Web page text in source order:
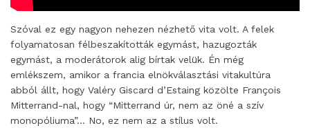
Szóval ez egy nagyon nehezen nézhető vita volt. A felek
folyamatosan félbeszakították egymást, hazugozták
egymást, a moderátorok alig bírtak velük. Én még
emlékszem, amikor a francia elnökválasztási vitakultúra
abból állt, hogy Valéry Giscard d’Estaing közölte François
Mitterrand-nal, hogy “Mitterrand úr, nem az öné a szív
monopóliuma”… No, ez nem az a stílus volt.